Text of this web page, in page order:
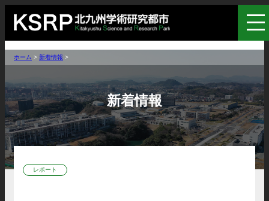
ホーム >新着情報 >
新着情報
レポート